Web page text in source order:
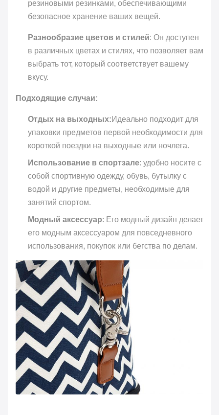
резиновыми резинками, обеспечивающими
безопасное хранение ваших вещей.
Разнообразие цветов и стилей: Он доступен
в различных цветах и стилях, что позволяет вам
выбрать тот, который соответствует вашему
вкусу.
Подходящие случаи:
Отдых на выходных:Идеально подходит для
упаковки предметов первой необходимости для
короткой поездки на выходные или ночлега.
Использование в спортзале: удобно носите с
собой спортивную одежду, обувь, бутылку с
водой и другие предметы, необходимые для
занятий спортом.
Модный аксессуар: Его модный дизайн делает
его модным аксессуаром для повседневного
использования, покупок или бегства по делам.